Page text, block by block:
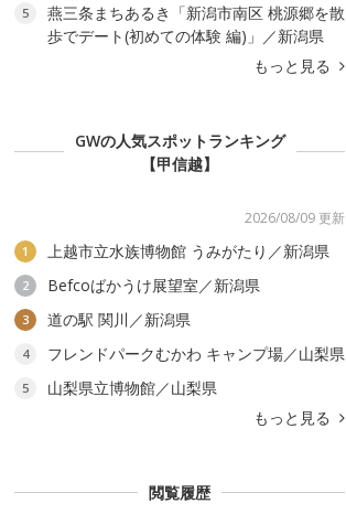
5
燕三条まちあるき「新潟市南区 桃源郷を散
歩でデート(初めての体験 編)」／新潟県
もっと見る
GWの人気スポットランキング
【甲信越】
2026/08/09 更新
1 上越市立水族博物館 うみがたり／新潟県
2 Befcoばかうけ展望室／新潟県
3 道の駅 関川／新潟県
4 フレンドパークむかわ キャンプ場／山梨県
5
山梨県立博物館／山梨県
もっと見る
閲覧履歴